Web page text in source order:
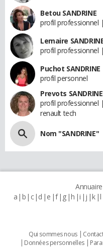
Betou SANDRINE
profil professionnel
Lemaire
profil professionnel
Puchot SANDRINE
profil personnel
Prevots SANDRINE
profil professionnel
renault tech
Nom "SANDRINE"
a b c d e f g h i j k l
Qui sommes nous
Données personnelles